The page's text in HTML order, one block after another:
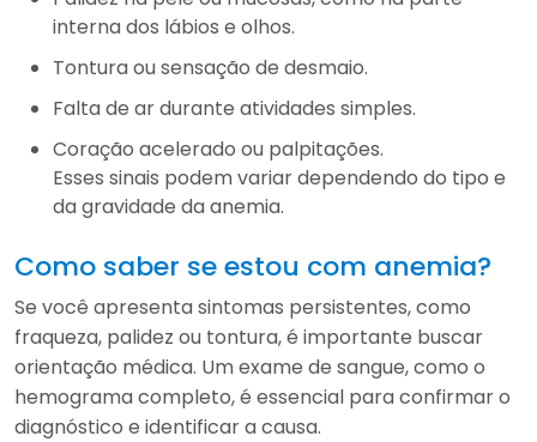
interna dos lábios e olhos.
Tontura ou sensação de desmaio.
Falta de ar durante atividades simples.
Coração acelerado ou palpitações.
Esses sinais podem variar dependendo do tipo e
da gravidade da anemia.
Como saber se estou com anemia?
Se você apresenta sintomas persistentes, como
fraqueza, palidez ou tontura, é importante buscar
orientação médica. Um exame de sangue, como o
hemograma completo, é essencial para confirmar o
diagnóstico e identificar a causa.